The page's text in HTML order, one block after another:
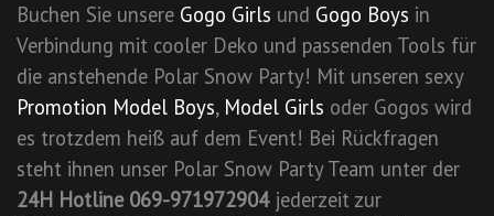
Buchen Sie unsere Gogo Girls und Gogo Boys in
Verbindung mit cooler Deko und passenden Tools für
die anstehende Polar Snow Party! Mit unseren sexy
Promotion Model Boys, Model Girls oder Gogos wird
es trotzdem heiß auf dem Event! Bei Rückfragen
steht ihnen unser Polar Snow Party Team unter der
24H Hotline 069-971972904jederzeit zur